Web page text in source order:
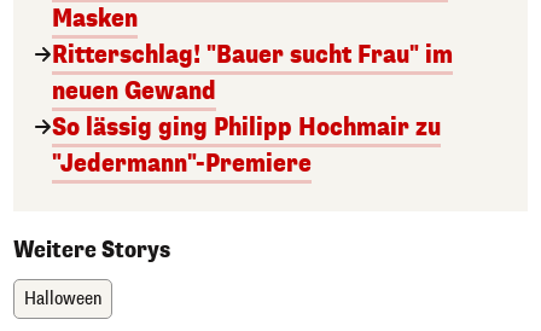
Masken
Ritterschlag! "Bauer sucht Frau" im
neuen Gewand
So lässig ging Philipp Hochmair zu
"Jedermann"-Premiere
Weitere Storys
Halloween